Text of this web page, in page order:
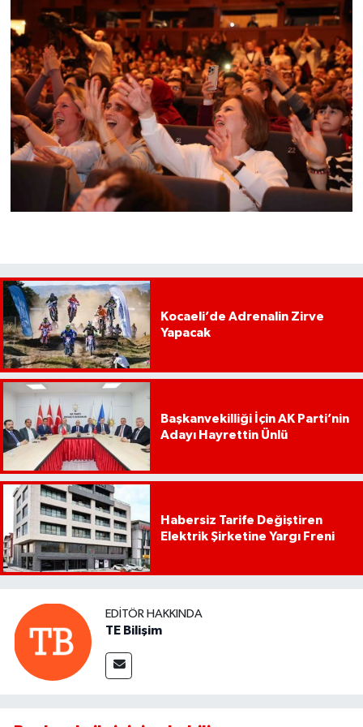
Kocaeli’de Adrenalin Zirve
Yapacak
Başkanvekilliği İçin AK Parti’nin
Adayı Hayrettin Ünlü
Habersiz Tarife Değiştiren
Elektrik Şirketine Yargı Freni
EDITÖR HAKKINDA
TE Bilişim